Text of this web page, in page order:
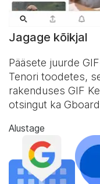
Jagage kõikjal
Pääsete juurde
Tenori toodetes,
rakenduses GIF
otsingut ka
Alustage